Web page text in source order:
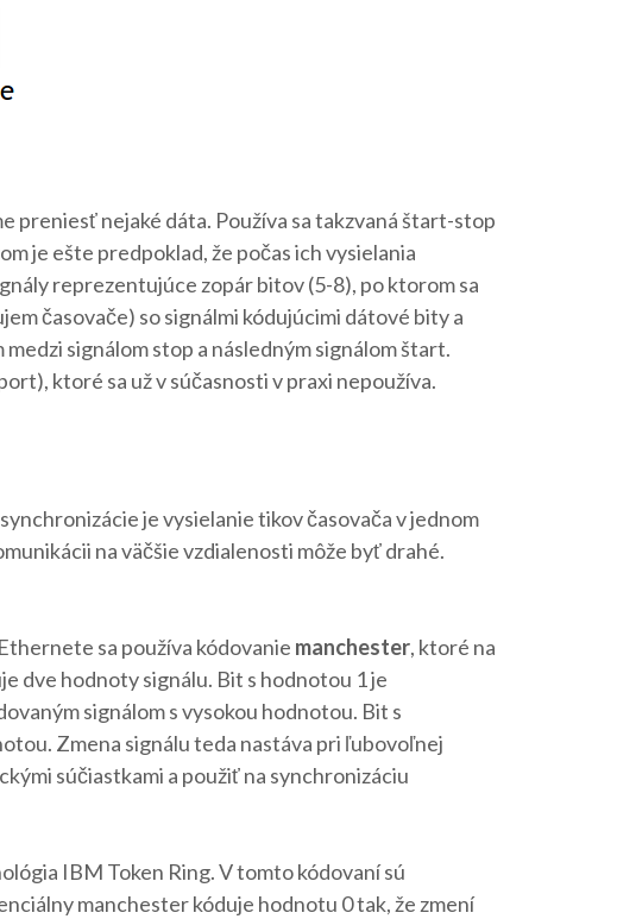
preniesť nejaké dáta. Používa sa takzvaná štart-stop
je ešte predpoklad, že počas ich vysielania
reprezentujúce zopár bitov (5-8), po ktorom sa
časovače) so signálmi kódujúcimi dátové bity a
signálom stop a následným signálom štart.
ktoré sa už v súčasnosti v praxi nepoužíva.
je vysielanie tikov časovača v jednom
na väčšie vzdialenosti môže byť drahé.
sa používa kódovanie manchester, ktoré na
dve hodnoty signálu. Bit s hodnotou 1 je
signálom s vysokou hodnotou. Bit s
Zmena signálu teda nastáva pri ľubovoľnej
súčiastkami a použiť na synchronizáciu
IBM Token Ring. V tomto kódovaní sú
manchester kóduje hodnotu 0 tak, že zmení